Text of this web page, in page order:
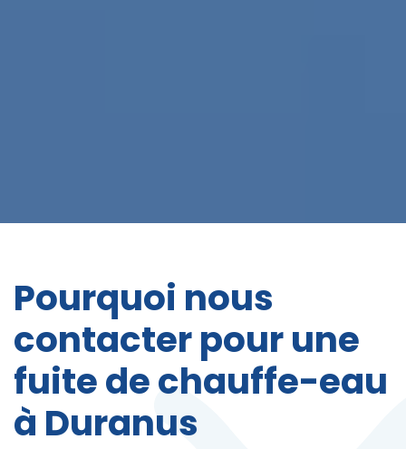
Pourquoi nous
contacter pour une
fuite de chauffe-eau
à Duranus